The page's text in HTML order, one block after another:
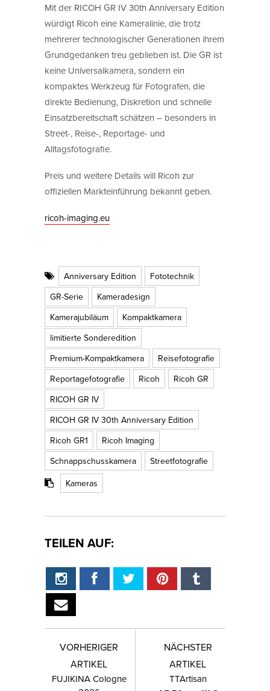
Mit der RICOH GR IV 30th Anniversary Edition
würdigt Ricoh eine Kameralinie, die trotz
mehrerer technologischer Generationen ihrem
Grundgedanken treu geblieben ist. Die GR ist
keine Universalkamera, sondern ein
kompaktes Werkzeug für Fotografen, die
direkte Bedienung, Diskretion und schnelle
Einsatzbereitschaft schätzen – besonders in
Street-, Reise-, Reportage- und
Alltagsfotografie.
Preis und weitere Details will Ricoh zur
offiziellen Markteinführung bekannt geben.
ricoh-imaging.eu
Anniversary Edition
Fototechnik
GR-Serie
Kameradesign
Kamerajubiläum
Kompaktkamera
limitierte Sonderedition
Premium-Kompaktkamera
Reisefotografie
Reportagefotografie
Ricoh
Ricoh GR
RICOH GR IV
RICOH GR IV 30th Anniversary Edition
Ricoh GR1
Ricoh Imaging
Schnappschusskamera
Streetfotografie
Kameras
TEILEN AUF:
VORHERIGER
ARTIKEL
FUJIKINA Cologne
NÄCHSTER
ARTIKEL
TTArtisan